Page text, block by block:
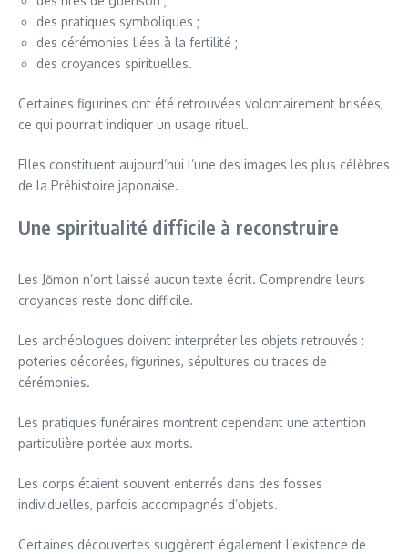
des pratiques symboliques ;
des cérémonies liées à la fertilité ;
des croyances spirituelles.
Certaines figurines ont été retrouvées volontairement brisées,
ce qui pourrait indiquer un usage rituel.
Elles constituent aujourd’hui l’une des images les plus célèbres
de la Préhistoire japonaise.
Une spiritualité difficile à reconstruire
Les Jōmon n’ont laissé aucun texte écrit. Comprendre leurs
croyances reste donc difficile.
Les archéologues doivent interpréter les objets retrouvés :
poteries décorées, figurines, sépultures ou traces de
cérémonies.
Les pratiques funéraires montrent cependant une attention
particulière portée aux morts.
Les corps étaient souvent enterrés dans des fosses
individuelles, parfois accompagnés d’objets.
Certaines découvertes suggèrent également l’existence de